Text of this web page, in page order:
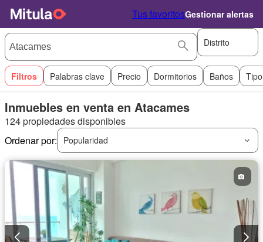
Tus favoritosGestionar alertas
Distrito
Filtros Palabras clave Precio Dormitorios Baños
Inmuebles en venta en Atacames
124 propiedades disponibles
Ordenar por:
Popularidad